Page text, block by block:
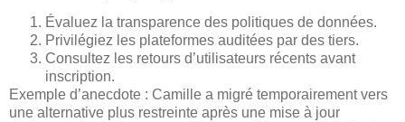
Évaluez la transparence des politiques de données.
Privilégiez les plateformes auditées par des tiers.
Consultez les retours d’utilisateurs récents avant
inscription.
Exemple d’anecdote : Camille a migré temporairement vers
une alternative plus restreinte après une mise à jour